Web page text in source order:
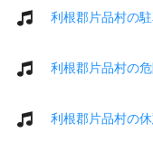
利根郡片品村の
利根郡片品村の
利根郡片品村の